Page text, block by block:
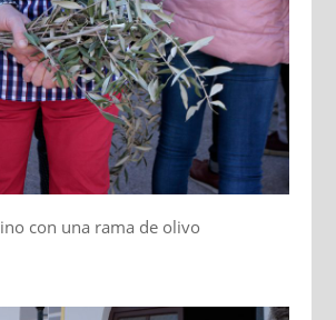
con una rama de olivo